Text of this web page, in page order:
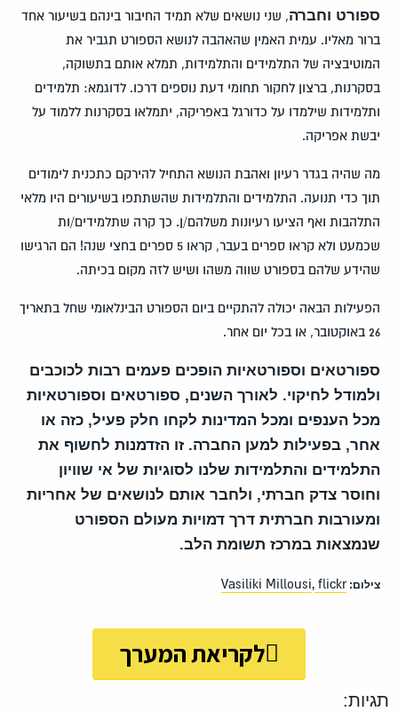
ספורט וחברה, שני נושאים שלא תמיד החיבור בינהם בשיעור אחד
ברור מאליו. עמית האמין שהאהבה לנושא הספורט תגביר את
המוטיבציה של התלמידים והתלמידות, תמלא אותם בתשוקה,
בסקרנות, ברצון לחקור תחומי דעת נוספים דרכו. לדוגמא: תלמידים
ותלמידות שילמדו על כדורגל באפריקה, יתמלאו בסקרנות ללמוד על
יבשת אפריקה.
מה שהיה בגדר רעיון ואהבת הנושא התחיל להירקם כתכנית לימודים
תוך כדי תנועה. התלמידים והתלמידות שהשתתפו בשיעורים היו מלאי
התלהבות ואף הציעו רעיונות משלהם/ן. כך קרה שתלמידים/ות
שכמעט ולא קראו ספרים בעבר, קראו 5 ספרים בחצי שנה! הם הרגישו
שהידע שלהם בספורט שווה משהו ושיש לזה מקום בכיתה.
הפעילות הבאה יכולה להתקיים ביום הספורט הבינלאומי שחל בתאריך
26 באוקטובר, או בכל יום אחר.
ספורטאים וספורטאיות הופכים פעמים רבות לכוכבים
ולמודל לחיקוי. לאורך השנים, ספורטאים וספורטאיות
מכל הענפים ומכל המדינות לקחו חלק פעיל, כזה או
אחר, בפעילות למען החברה. זו הזדמנות לחשוף את
התלמידים והתלמידות שלנו לסוגיות של אי שוויון
וחוסר צדק חברתי, ולחבר אותם לנושאים של אחריות
ומעורבות חברתית דרך דמויות מעולם הספורט
שנמצאות במרכז תשומת הלב.
צילום: Vasiliki Millousi, flickr
לקריאת המערך
תגיות: